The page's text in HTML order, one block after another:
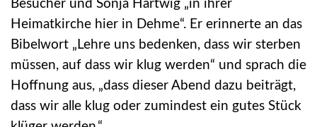
Besucher und Sonja Hartwig „in ihrer
Heimatkirche hier in Dehme“. Er erinnerte an das
Bibelwort „Lehre uns bedenken, dass wir sterben
müssen, auf dass wir klug werden“ und sprach die
Hoffnung aus, „dass dieser Abend dazu beiträgt,
dass wir alle klug oder zumindest ein gutes Stück